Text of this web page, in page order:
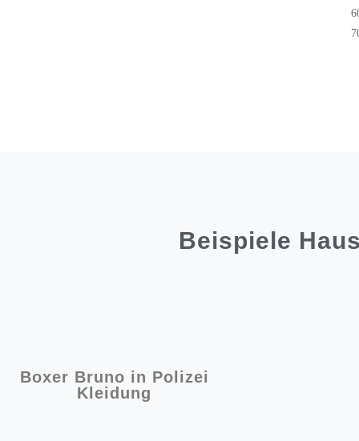
Beispiele
Boxer Bruno in Polizei
Kleidung